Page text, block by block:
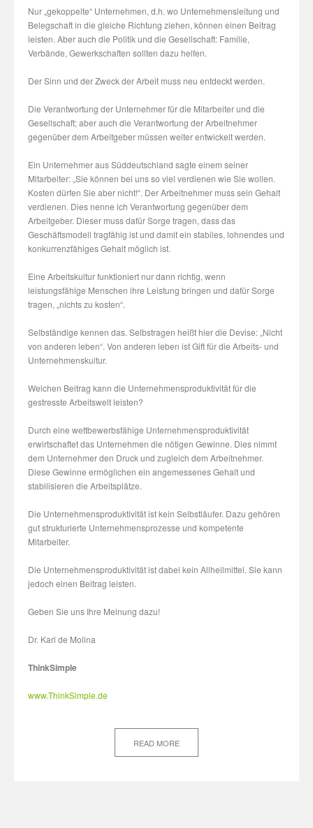
Nur „gekoppelte“ Unternehmen, d.h. wo Unternehmensleitung und
Belegschaft in die gleiche Richtung ziehen, können einen Beitrag
leisten. Aber auch die Politik und die Gesellschaft: Familie,
Verbände, Gewerkschaften sollten dazu helfen.
Der Sinn und der Zweck der Arbeit muss neu entdeckt werden.
Die Verantwortung der Unternehmer für die Mitarbeiter und die
Gesellschaft; aber auch die Verantwortung der Arbeitnehmer
gegenüber dem Arbeitgeber müssen weiter entwickelt werden.
Ein Unternehmer aus Süddeutschland sagte einem seiner
Mitarbeiter: „Sie können bei uns so viel verdienen wie Sie wollen.
Kosten dürfen Sie aber nicht!“. Der Arbeitnehmer muss sein Gehalt
verdienen. Dies nenne ich Verantwortung gegenüber dem
Arbeitgeber. Dieser muss dafür Sorge tragen, dass das
Geschäftsmodell tragfähig ist und damit ein stabiles, lohnendes und
konkurrenzfähiges Gehalt möglich ist.
Eine Arbeitskultur funktioniert nur dann richtig, wenn
leistungsfähige Menschen ihre Leistung bringen und dafür Sorge
tragen, „nichts zu kosten“.
Selbständige kennen das. Selbstragen heißt hier die Devise: „Nicht
von anderen leben“. Von anderen leben ist Gift für die Arbeits- und
Unternehmenskultur.
Welchen Beitrag kann die Unternehmensproduktivität für die
gestresste Arbeitswelt leisten?
Durch eine wettbewerbsfähige Unternehmensproduktivität
erwirtschaftet das Unternehmen die nötigen Gewinne. Dies nimmt
dem Unternehmer den Druck und zugleich dem Arbeitnehmer.
Diese Gewinne ermöglichen ein angemessenes Gehalt und
stabilisieren die Arbeitsplätze.
Die Unternehmensproduktivität ist kein Selbstläufer. Dazu gehören
gut strukturierte Unternehmensprozesse und kompetente
Mitarbeiter.
Die Unternehmensproduktivität ist dabei kein Allheilmittel. Sie kann
jedoch einen Beitrag leisten.
Geben Sie uns Ihre Meinung dazu!
Dr. Karl de Molina
ThinkSimple
www.ThinkSimple.de
READ MORE